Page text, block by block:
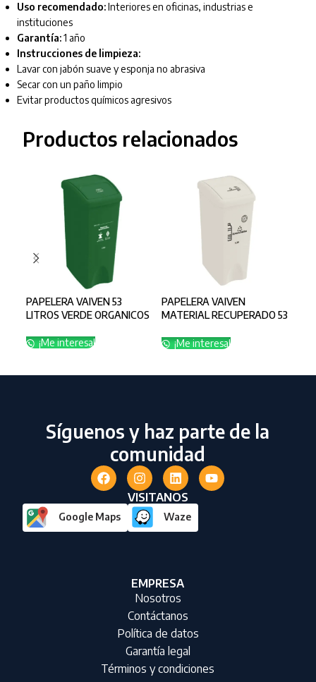
Uso recomendado:Interiores en oficinas, industrias e
instituciones
Garantía:1 año
Instrucciones de limpieza:
Lavar con jabón suave y esponja no abrasiva
Secar con un paño limpio
Evitar productos químicos agresivos
Productos relacionados
PAPELERA VAIVEN 53
LITROS VERDE ORGANICOS
¡Me interesa!
PAPELERA VAIVEN
MATERIAL RECUPERADO 53
APROVECHABLE
¡Me interesa!
Síguenos y haz parte de la
comunidad
VISITANOS
Google Maps Waze
EMPRESA
Nosotros
Contáctanos
Política de datos
Garantía legal
Términos y condiciones